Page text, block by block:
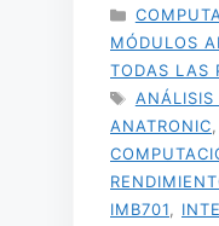
MÓDULOS
TODAS LAS
ANÁLISIS
ANATRONIC
IMB701